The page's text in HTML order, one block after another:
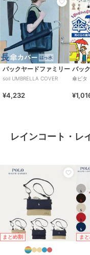
可長時間日光にあたった
することがあります。お
載されている品質表示、
を必ずご確認下さい。本
い。カメラやモニターの
合がございますのでご理
【ご利用シーン】
プレゼント 贈り物 ギフ
傘カバー 折りたたみ 通
バ
ショップ バ
商品カテゴリ 傘
ト・
カラー
サイズ 傘
バックヤードファミリー
soil UMBRELLA COVER
¥4,232
バッ
傘ピタ
レインコート・レ
まとめ割 ま